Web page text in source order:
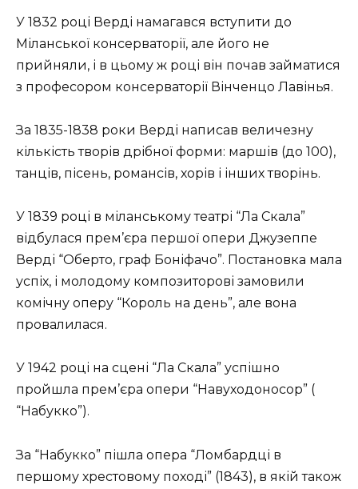
У 1832 році Верді намагався вступити до
Міланської консерваторії, але його не
прийняли, і в цьому ж році він почав займатися
з професором консерваторії Вінченцо Лавінья.
За 1835-1838 роки Верді написав величезну
кількість творів дрібної форми: маршів (до 100),
танців, пісень, романсів, хорів і інших творінь.
У 1839 році в міланському театрі “Ла Скала”
відбулася прем’єра першої опери Джузеппе
Верді “Оберто, граф Боніфачо”. Постановка мала
успіх, і молодому композиторові замовили
комічну оперу “Король на день”, але вона
провалилася.
У 1942 році на сцені “Ла Скала” успішно
пройшла прем’єра опери “Навуходоносор” (
“Набукко”).
За “Набукко” пішла опера “Ломбардці в
першому хрестовому поході” (1843), в якій також